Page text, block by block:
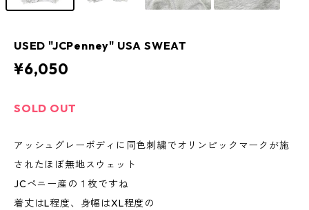
USED "JCPenney" USA SWEAT
¥6,050
SOLD OUT
アッシュグレーボディに同色刺繍でオリンピックマークが施
されたほぼ無地スウェット
JCペニー産の１枚ですね
着丈はL程度、身幅はXL程度の